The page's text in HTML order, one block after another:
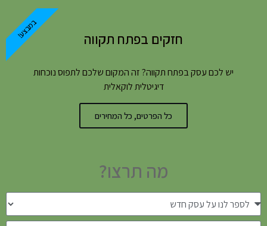
חזקים בפתח תקווה
יש לכם עסק בפתח תקווה? זה המקום שלכם לתפוס נוכחות
דיגיטלית לוקאלית
כל הפרטים, כל המחירים
במבצע!
מה תרצו?